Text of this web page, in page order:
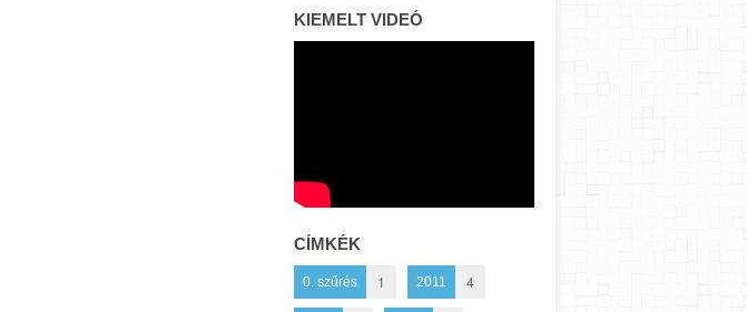
KIEMELT VIDEÓ
CÍMKÉK
0. szűrés 1 2011 4